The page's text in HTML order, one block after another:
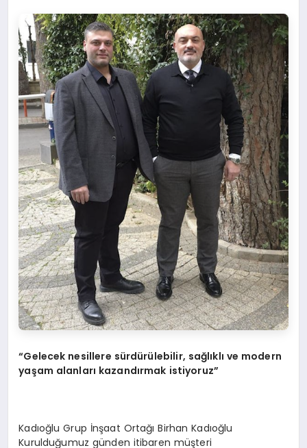
“Gelecek nesillere sürdürülebilir, sağlıklı ve modern
yaşam alanları kazandırmak istiyoruz”
Kadıoğlu Grup İnşaat Ortağı Birhan Kadıoğlu
Kurulduğumuz günden itibaren müşteri